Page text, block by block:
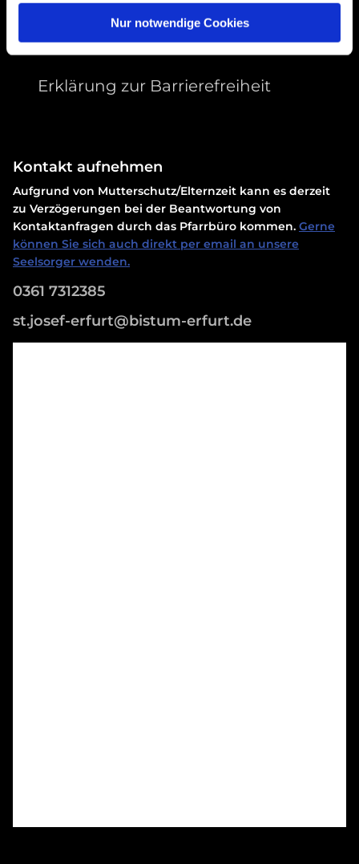
Nur notwendige Cookies
Erklärung zur Barrierefreiheit
Kontakt aufnehmen
Aufgrund von Mutterschutz/Elternzeit kann es derzeit
zu Verzögerungen bei der Beantwortung von
Kontaktanfragen durch das Pfarrbüro kommen. Gerne
können Sie sich auch direkt per email an unsere
Seelsorger wenden.
0361 7312385
st.josef-erfurt@bistum-erfurt.de